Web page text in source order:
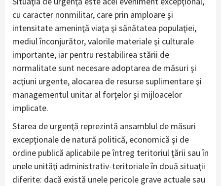
cu caracter nonmilitar, care prin amploare şi
intensitate ameninţă viaţa şi sănătatea populaţiei,
mediul înconjurător, valorile materiale şi culturale
importante, iar pentru restabilirea stării de
normalitate sunt necesare adoptarea de măsuri şi
acţiuni urgente, alocarea de resurse suplimentare şi
managementul unitar al forţelor şi mijloacelor
implicate.
Starea de urgenţă reprezintă ansamblul de măsuri
excepţionale de natură politică, economică şi de
ordine publică aplicabile pe întreg teritoriul ţării sau în
unele unităţi administrativ-teritoriale în două situaţii
diferite: dacă există unele pericole grave actuale sau